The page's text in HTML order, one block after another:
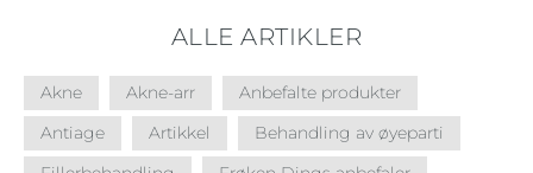
ALLE ARTIKLER
Akne Akne-arr
Anbefalte produkter
Antiage
Artikkel
Behandling av øyeparti